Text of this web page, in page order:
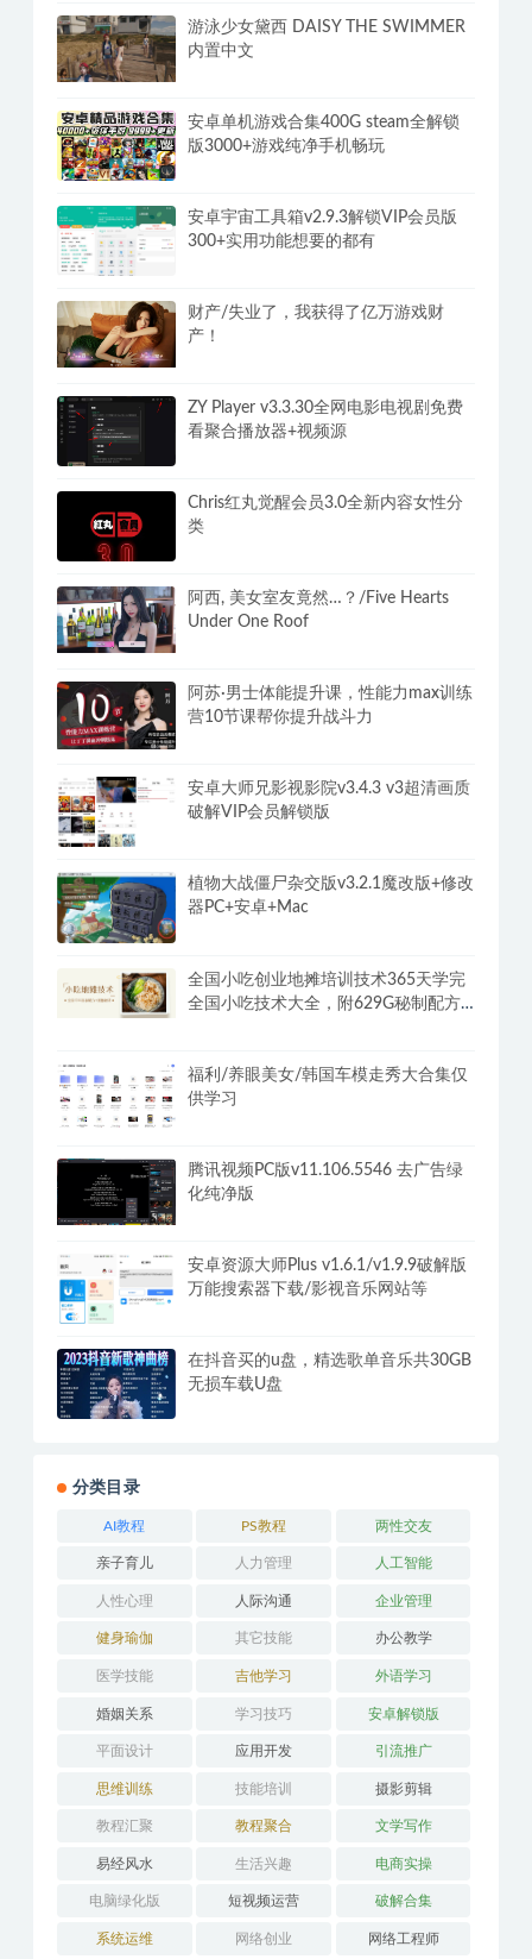
游泳少女黛西 DAISY THE SWIMMER
内置中文
安卓单机游戏合集400G steam全解锁
版3000+游戏纯净手机畅玩
安卓宇宙工具箱v2.9.3解锁VIP会员版
300+实用功能想要的都有
财产/失业了，我获得了亿万游戏财
产！
ZY Player v3.3.30全网电影电视剧免费
看聚合播放器+视频源
Chris红丸觉醒会员3.0全新内容女性分
类
阿西, 美女室友竟然…？/Five Hearts
Under One Roof
阿苏·男士体能提升课，性能力max训练
营10节课帮你提升战斗力
安卓大师兄影视影院v3.4.3 v3超清画质
破解VIP会员解锁版
植物大战僵尸杂交版v3.2.1魔改版+修改
器PC+安卓+Mac
全国小吃创业地摊培训技术365天学完
全国小吃技术大全，附629G秘制配方
福利/养眼美女/韩国车模走秀大合集仅
供学习
腾讯视频PC版v11.106.5546 去广告绿
化纯净版
安卓资源大师Plus v1.6.1/v1.9.9破解版
万能搜索器下载/影视音乐网站等
在抖音买的u盘，精选歌单音乐共30GB
无损车载U盘
分类目录
AI教程 PS教程 两性交友
亲子育儿 人力管理 人工智能
人性心理 人际沟通 企业管理
健身瑜伽 其它技能 办公教学
医学技能 吉他学习 外语学习
婚姻关系 学习技巧 安卓解锁版
平面设计 应用开发 引流推广
思维训练 技能培训 摄影剪辑
教程汇聚 教程聚合 文学写作
易经风水 生活兴趣 电商实操
电脑绿化版 短视频运营 破解合集
系统运维 网络创业 网络工程师